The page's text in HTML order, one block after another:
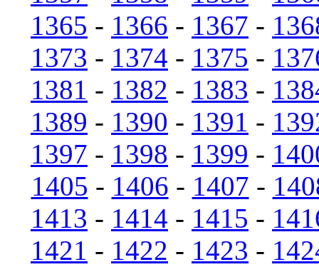
1365 - 1366 - 1367 -
1373 - 1374 - 1375 -
1381 - 1382 - 1383 -
1389 - 1390 - 1391 -
1397 - 1398 - 1399 -
1405 - 1406 - 1407 -
1413 - 1414 - 1415 -
1421 - 1422 - 1423 -